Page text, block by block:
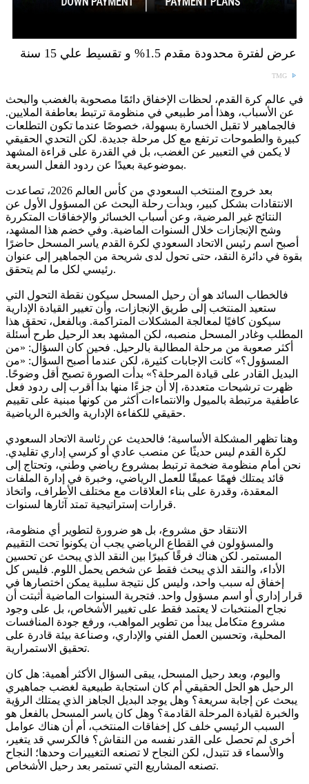
عرض لفترة محدودة مقدم 1.5% و تقسيط علي 15 سنة
TMG
في عالم كرة القدم، لحظات الإخفاق دائمًا مصحوبة بالغضب والبحث
عن الأسباب، وهذا أمر طبيعي في منظومة ترتبط بعاطفة الملايين.
فالجماهير لا تقبل الخسارة بسهولة، خصوصًا عندما تكون التطلعات
كبيرة والطموحات ترتفع مع كل مرحلة جديدة. لكن التحدي الحقيقي
لا يكمن في التعبير عن الغضب، بل في القدرة على قراءة المشهد
بموضوعية بعيدًا عن ردود الفعل السريعة.
بعد خروج المنتخب السعودي من كأس العالم 2026، تصاعدت
الانتقادات بشكل كبير، وبدأت رحلة البحث عن المسؤول الأول عن
النتائج غير المرضية، وعن أسباب الخسائر والإخفاقات المتكررة
وشح الإنجازات خلال السنوات الماضية. وفي خضم هذا المشهد،
أصبح اسم رئيس الاتحاد السعودي لكرة القدم ياسر المسحل حاضرًا
بقوة في دائرة النقد، حتى تحول لدى شريحة من الجماهير إلى عنوان
رئيسي لكل ما لم يتحقق.
فالخطاب السائد هو أن رحيل المسحل سيكون نقطة التحول التي
ستعيد المنتخب إلى طريق الإنجازات، وأن تغيير القيادة الإدارية
سيكون كافيًا لمعالجة المشكلات المتراكمة. وبالفعل، تحقق هذا
المطلب وغادر المسحل منصبه، لكن المشهد بعد الرحيل طرح أسئلة
أكثر صعوبة من مرحلة المطالبة بالرحيل. فحين كان السؤال: «من
المسؤول؟» كانت الإجابات كثيرة، لكن عندما أصبح السؤال: «من
البديل القادر على قيادة المرحلة؟» بدأت الصورة تصبح أقل وضوحًا.
ظهرت ترشيحات متعددة، إلا أن جزءًا منها بدا أقرب إلى ردود فعل
عاطفية مرتبطة بالميول والانتماءات أكثر من كونها مبنية على تقييم
حقيقي للكفاءة الإدارية والخبرة الرياضية.
وهنا تظهر المشكلة الأساسية؛ فالحديث عن رئاسة الاتحاد السعودي
لكرة القدم ليس حديثًا عن منصب عادي أو كرسي إداري تقليدي.
نحن أمام منظومة ضخمة ترتبط بمشروع رياضي وطني، وتحتاج إلى
قائد يمتلك فهمًا عميقًا للعمل الرياضي، وخبرة في إدارة الملفات
المعقدة، وقدرة على بناء العلاقات مع مختلف الأطراف، واتخاذ
قرارات إستراتيجية تمتد آثارها لسنوات.
الانتقاد حق مشروع، بل هو ضرورة لتطوير أي منظومة،
والمسؤولون في القطاع الرياضي يجب أن يكونوا تحت التقييم
المستمر. لكن هناك فرقًا كبيرًا بين النقد الذي يبحث عن تحسين
الأداء، والنقد الذي يبحث فقط عن شخص يحمل اللوم. فليس كل
إخفاق له سبب واحد، وليس كل نتيجة سلبية يمكن اختصارها في
قرار إداري أو اسم مسؤول واحد. فتجربة السنوات الماضية أثبتت أن
نجاح المنتخبات لا يعتمد فقط على تغيير الأشخاص، بل على وجود
مشروع متكامل يبدأ من تطوير المواهب، ورفع جودة المنافسات
المحلية، وتحسين العمل الفني والإداري، وصناعة بيئة قادرة على
تحقيق الاستمرارية.
واليوم، وبعد رحيل المسحل، يبقى السؤال الأكثر أهمية: هل كان
الرحيل هو الحل الحقيقي أم كان استجابة طبيعية لغضب جماهيري
يبحث عن إجابة سريعة؟ وهل يوجد البديل الجاهز الذي يمتلك الرؤية
والخبرة لقيادة المرحلة القادمة؟ وهل كان ياسر المسحل بالفعل هو
السبب الرئيسي خلف كل إخفاقات المنتخب، أم أن هناك عوامل
أخرى لم تحصل على القدر نفسه من النقاش؟ فالكرسي قد يتغير،
والأسماء قد تتبدل، لكن النجاح لا تصنعه التغييرات وحدها؛ النجاح
تصنعه المشاريع التي تستمر بعد رحيل الأشخاص.